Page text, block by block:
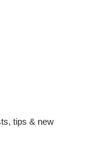
tips & new